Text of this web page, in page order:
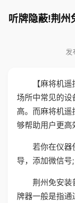
听牌隐蔽!荆州
发
【麻将机
场所中常见的设
高。而麻将机
够帮助用户更高
若你在仪器
导，添加微信号
荆州免安装
牌器一般是指